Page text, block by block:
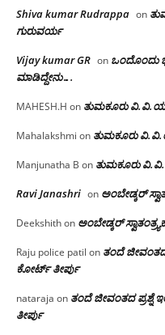
Shiva kumar Rudrappa on
ಗುರುವರ್ಯ
Vijay kumar GR on ಒಂದೊಂದು
ಮಾಡಿದ್ದೇನು….
MAHESH.H on ತುಮಕೂರು‌
Mahalakshmi on ತುಮಕೂರು‌
Manjunatha B on ತುಮಕೂರು‌
Ravi Janashri on ಅಂಬೇಡ್ಕರ್
Deekshithon ಅಂಬೇಡ್ಕರ್
Raju police patil on ತಂದೆ ಜೀವಂತದ
ಕೋರ್ಟ್ ತೀರ್ಪು
nataraja on ತಂದೆ ಜೀವಂತದ ಪ್ರಶ್ನೆ
ತೀರ್ಪು